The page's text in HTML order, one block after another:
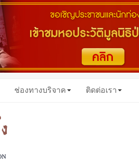
ช่องทางบริจาค ติดต่อเรา